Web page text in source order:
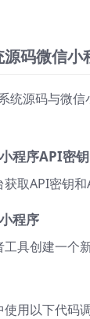
码微信小
统源码与微信
程序API密钥
取API密钥和
程序
具创建一个
使用以下代码